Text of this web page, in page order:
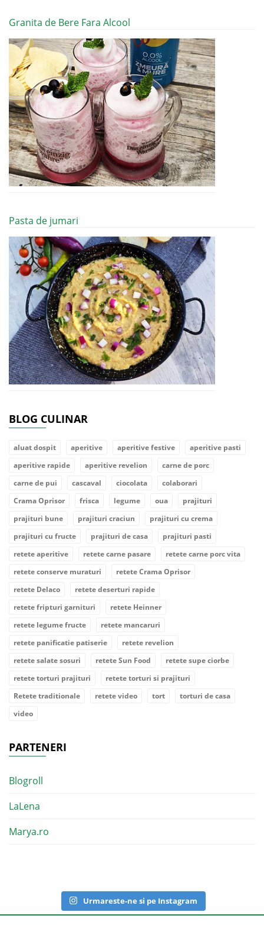
Granita de Bere Fara Alcool
Pasta de jumari
BLOG CULINAR
aluat dospit aperitive aperitive festive
aperitive pasti
aperitive rapide
aperitive revelion
carne de porc
carne de pui
cascaval ciocolata
colaborari
Crama Oprisor
frisca legume oua
prajituri
prajituri bune
prajituri craciun
prajituri cu crema
prajituri cu fructe
prajituri de casa
prajituri pasti
retete aperitive
retete carne pasare
retete carne porc vita
retete conserve muraturi
retete Crama Oprisor
retete Delaco
retete deserturi rapide
retete fripturi garnituri
retete Heinner
retete legume fructe
retete mancaruri
retete panificatie patiserie
retete revelion
retete salate sosuri
retete Sun Food
retete supe ciorbe
retete torturi prajituri
retete torturi si prajituri
Retete traditionale
retete video tort
torturi de casa
video
PARTENERI
Blogroll
LaLena
Marya.ro
Urmareste-ne si pe Instagram